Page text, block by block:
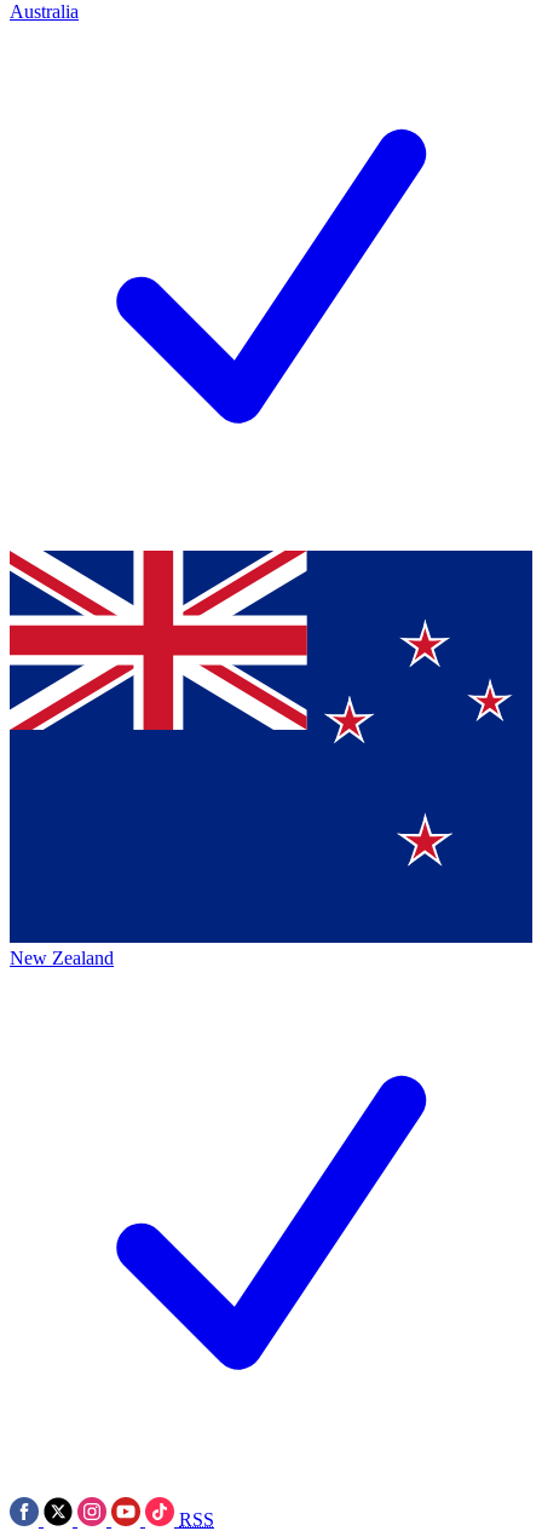
Australia
New Zealand
RSS